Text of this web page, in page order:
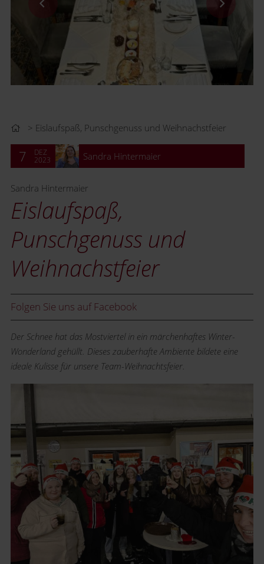
Eislaufspaß, Punschgenuss und Weihnachstfeier
7
DEZ
2023
Sandra Hintermaier
Sandra Hintermaier
Eislaufspaß,
Punschgenuss und
Weihnachstfeier
Folgen Sie uns auf Facebook
Der Schnee hat das Mostviertel in ein märchenhaftes Winter-
Wonderland gehüllt. Dieses zauberhafte Ambiente bildete eine
ideale Kulisse für unsere Team-Weihnachtsfeier.